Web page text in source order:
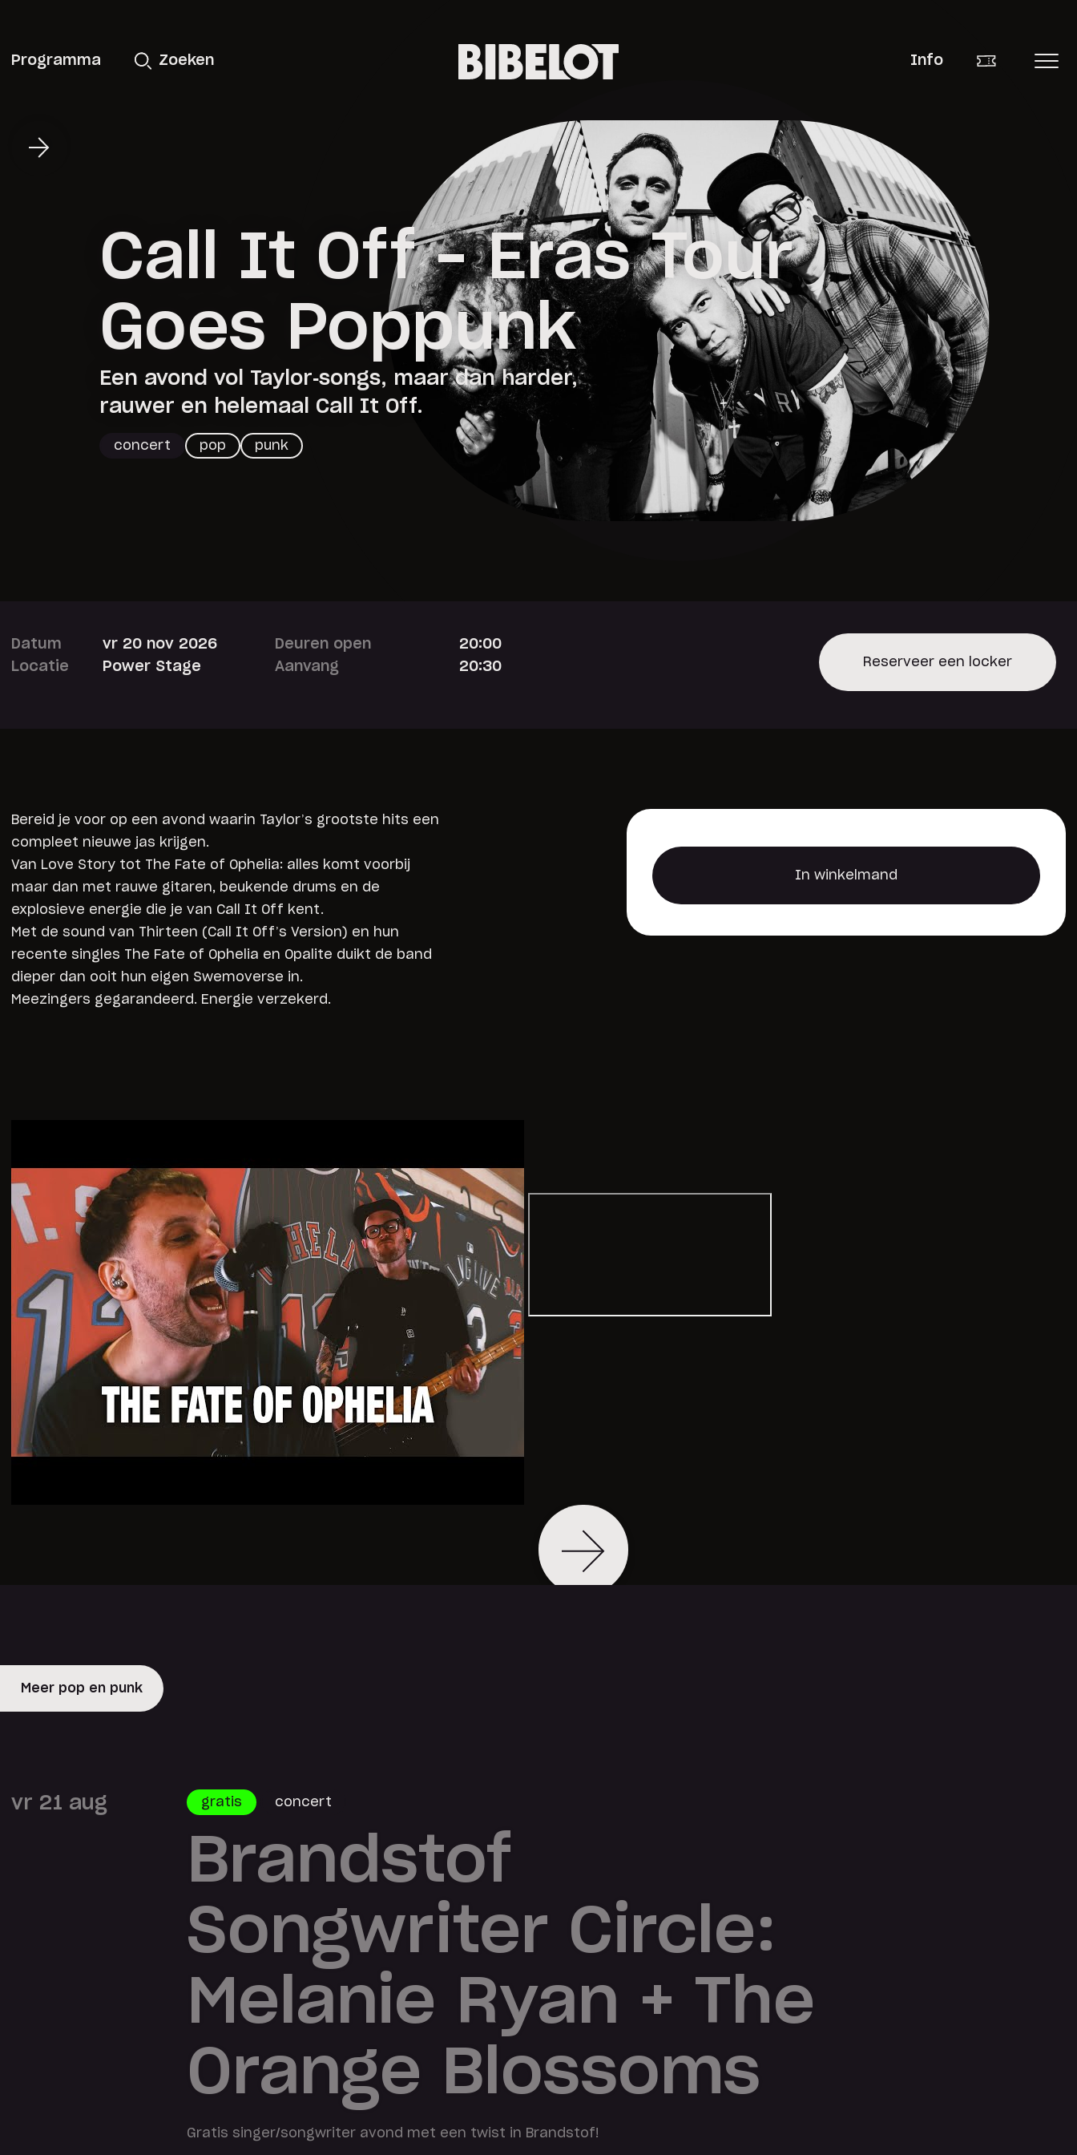
Programma Zoeken Info
Call It Off – Eras Tour
Goes Poppunk
Een avond vol Taylor‑songs, maar dan harder,
rauwer en helemaal Call It Off.
concert pop punk
Datum
vr 20 nov 2026
Locatie
Power Stage
Deuren open
20:00
Aanvang
20:30 Reserveer een locker
In winkelmand
Bereid je voor op een avond waarin Taylor’s grootste hits een
compleet nieuwe jas krijgen.
Van Love Story tot The Fate of Ophelia: alles komt voorbij
maar dan met rauwe gitaren, beukende drums en de
explosieve energie die je van Call It Off kent.
Met de sound van Thirteen (Call It Off’s Version) en hun
recente singles The Fate of Ophelia en Opalite duikt de band
dieper dan ooit hun eigen Swemoverse in.
Meezingers gegarandeerd. Energie verzekerd.
Meer pop en punk
vr 21 aug gratis concert
Brandstof
Songwriter Circle:
Melanie Ryan + The
Orange Blossoms
Gratis singer/songwriter avond met een twist in Brandstof!